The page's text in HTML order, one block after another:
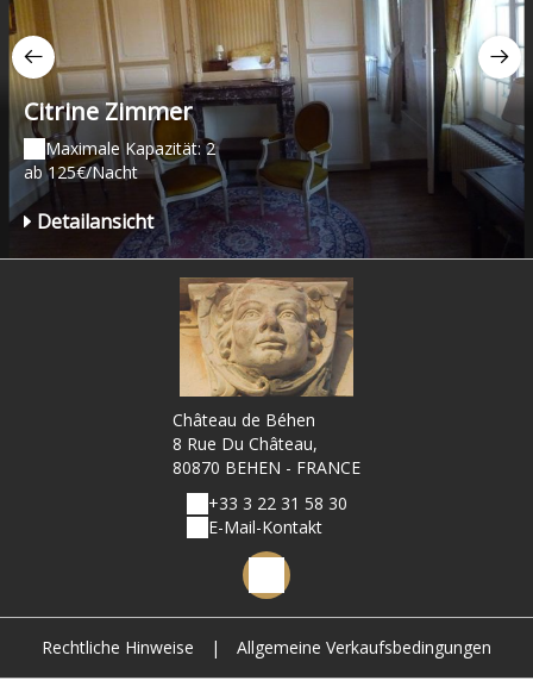
Citrine Zimmer
Maximale Kapazität: 2
ab 125€/Nacht
Detailansicht
Château de Béhen
8 Rue Du Château,
80870 BEHEN - FRANCE
+33 3 22 31 58 30
E-Mail-Kontakt
Rechtliche Hinweise | Allgemeine Verkaufsbedingungen